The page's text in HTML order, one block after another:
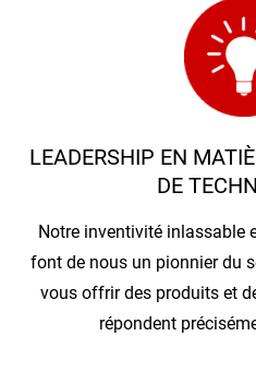
LEADERSHIP EN
DE
Notre inventivité inlassable
font de nous un pionnier du
vous offrir des produits et
répondent